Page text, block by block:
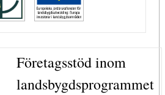
Företagsstöd inom
landsbygdsprogrammet